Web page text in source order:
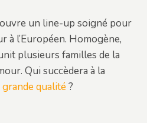
un line-up soigné pour
à l’Européen. Homogène,
plusieurs familles de la
Qui succèdera à la
qualité?